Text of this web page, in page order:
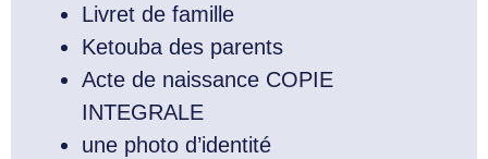
Livret de famille
Ketouba des parents
Acte de naissance COPIE
INTEGRALE
une photo d’identité